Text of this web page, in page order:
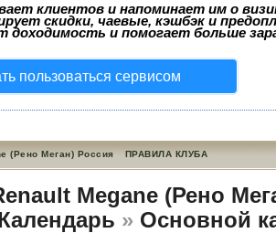
клиентов и напоминает им о
скидки, чаевые, кэшбэк и
доходимость и помогает больше
пользоваться сервисом
(Рено Меган) Россия ПРАВИЛА КЛУБА
Megane (Рено
» Основной